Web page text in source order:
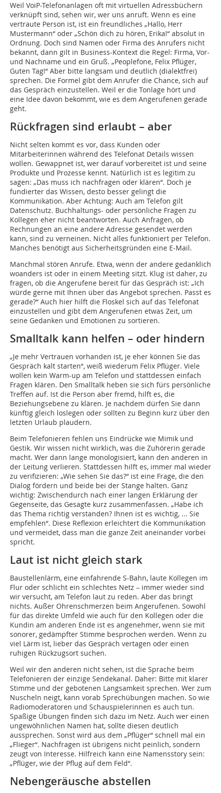
Weil VoiP-Telefonanlagen oft mit virtuellen Adressbüchern
verknüpft sind, sehen wir, wer uns anruft. Wenn es eine
vertraute Person ist, ist ein freundliches „Hallo, Herr
Mustermann“ oder „Schön dich zu hören, Erika!“ absolut in
Ordnung. Doch sind Namen oder Firma des Anrufers nicht
bekannt, dann gilt in Business-Kontext die Regel: Firma, Vor-
und Nachname und ein Gruß. „Peoplefone, Felix Pflüger,
Guten Tag!“ Aber bitte langsam und deutlich (dialektfrei)
sprechen. Die Formel gibt dem Anrufer die Chance, sich auf
das Gespräch einzustellen. Weil er die Tonlage hört und
eine Idee davon bekommt, wie es dem Angerufenen gerade
geht.
Rückfragen sind erlaubt – aber
Nicht selten kommt es vor, dass Kunden oder
Mitarbeiterinnen während des Telefonat Details wissen
wollen. Gewappnet ist, wer darauf vorbereitet ist und seine
Produkte und Prozesse kennt. Natürlich ist es legitim zu
sagen: „Das muss ich nachfragen oder klären“. Doch je
fundierter das Wissen, desto besser gelingt die
Kommunikation. Aber Achtung: Auch am Telefon gilt
Datenschutz. Buchhaltungs- oder persönliche Fragen zu
Kollegen eher nicht beantworten. Auch Anfragen, ob
Rechnungen an eine andere Adresse gesendet werden
kann, sind zu verneinen. Nicht alles funktioniert per Telefon.
Manches benötigt aus Sicherheitsgründen eine E-Mail.
Manchmal stören Anrufe. Etwa, wenn der andere gedanklich
woanders ist oder in einem Meeting sitzt. Klug ist daher, zu
fragen, ob die Angerufene bereit für das Gespräch ist: „Ich
würde gerne mit Ihnen über das Angebot sprechen. Passt es
gerade?“ Auch hier hilft die Floskel sich auf das Telefonat
einzustellen und gibt dem Angerufenen etwas Zeit, um
seine Gedanken und Emotionen zu sortieren.
Smalltalk kann helfen – oder hindern
„Je mehr Vertrauen vorhanden ist, je eher können Sie das
Gespräch kalt starten“, weiß wiederum Felix Pflüger. Viele
wollen kein Warm-up am Telefon und stattdessen einfach
Fragen klären. Den Smalltalk heben sie sich fürs persönliche
Treffen auf. Ist die Person aber fremd, hilft es, die
Beziehungsebene zu klären. Je nachdem dürfen Sie dann
künftig gleich loslegen oder sollten zu Beginn kurz über den
letzten Urlaub plaudern.
Beim Telefonieren fehlen uns Eindrücke wie Mimik und
Gestik. Wir wissen nicht wirklich, was die Zuhörerin gerade
macht. Wer dann lange monologisiert, kann den anderen in
der Leitung verlieren. Stattdessen hilft es, immer mal wieder
zu verifizieren: „Wie sehen Sie das?“ ist eine Frage, die den
Dialog fördern und beide bei der Stange halten. Ganz
wichtig: Zwischendurch nach einer langen Erklärung der
Gegenseite, das Gesagte kurz zusammenfassen. „Habe ich
das Thema richtig verstanden? Ihnen ist es wichtig, ... Sie
empfehlen“. Diese Reflexion erleichtert die Kommunikation
und vermeidet, dass man die ganze Zeit aneinander vorbei
spricht.
Laut ist nicht gleich stark
Baustellenlärm, eine einfahrende S-Bahn, laute Kollegen im
Flur oder schlicht ein schlechtes Netz – immer wieder sind
wir versucht, am Telefon laut zu reden. Aber das bringt
nichts. Außer Ohrenschmerzen beim Angerufenen. Sowohl
für das direkte Umfeld wie auch für den Kollegen oder die
Kundin am anderen Ende ist es angenehmer, wenn sie mit
sonorer, gedämpfter Stimme besprochen werden. Wenn zu
viel Lärm ist, lieber das Gespräch vertagen oder einen
ruhigen Rückzugsort suchen.
Weil wir den anderen nicht sehen, ist die Sprache beim
Telefonieren der einzige Sendekanal. Daher: Bitte mit klarer
Stimme und der gebotenen Langsamkeit sprechen. Wer zum
Nuscheln neigt, kann vorab Sprechübungen machen. So wie
Radiomoderatoren und Schauspielerinnen es auch tun.
Spaßige Übungen finden sich dazu im Netz. Auch wer einen
ungewöhnlichen Namen hat, sollte diesen deutlich
aussprechen. Sonst wird aus dem „Pflüger“ schnell mal ein
„Flieger“. Nachfragen ist übrigens nicht peinlich, sondern
zeugt von Interesse. Hilfreich kann eine Namensstory sein:
„Pflüger, wie der Pflug auf dem Feld“.
Nebengeräusche abstellen